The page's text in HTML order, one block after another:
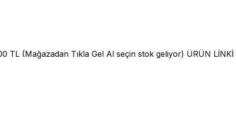
TL (Mağazadan Tıkla Gel Al seçin stok geliyor) ÜRÜN LİNKİ